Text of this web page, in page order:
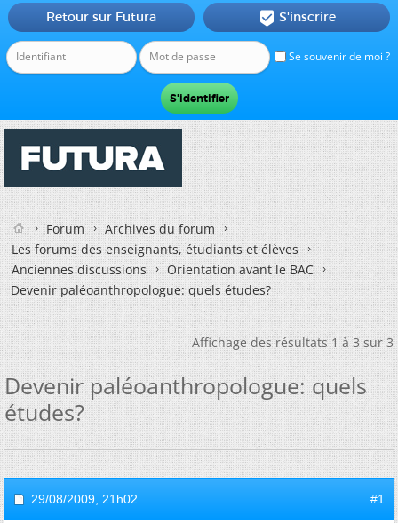
Se souvenir de moi ?
Retour sur Futura  S'inscrire
Forum
Archives du forum
Les forums des enseignants, étudiants et élèves
Anciennes discussions
Orientation avant le BAC
Devenir paléoanthropologue: quels études?
Affichage des résultats 1 à 3 sur 3
Devenir paléoanthropologue: quels
études?
29/08/2009, 21h02 #1